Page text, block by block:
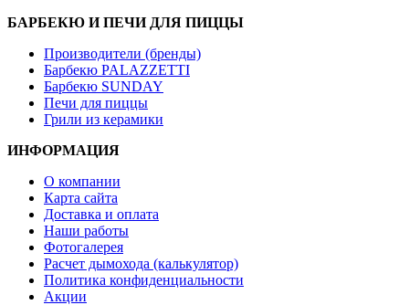
БАРБЕКЮ И ПЕЧИ ДЛЯ ПИЦЦЫ
Производители (бренды)
Барбекю PALAZZETTI
Барбекю SUNDAY
Печи для пиццы
Грили из керамики
ИНФОРМАЦИЯ
О компании
Карта сайта
Доставка и оплата
Наши работы
Фотогалерея
Расчет дымохода (калькулятор)
Политика конфиденциальности
Акции